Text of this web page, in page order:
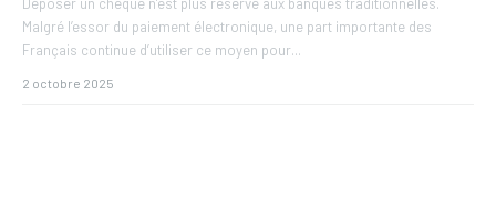
Malgré l’essor du paiement électronique, une part importante des
Français continue d’utiliser ce moyen pour...
2 octobre 2025